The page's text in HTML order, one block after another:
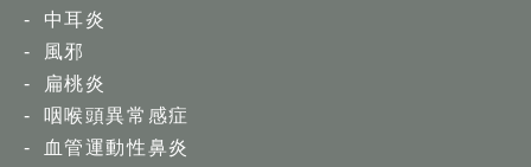
中耳炎
風邪
扁桃炎
咽喉頭異常感症
血管運動性鼻炎